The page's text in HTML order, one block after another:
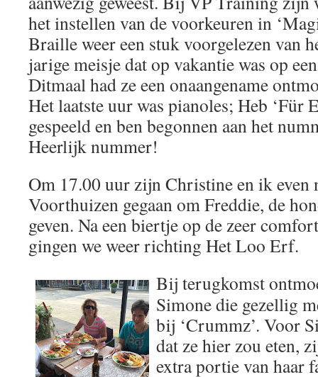
het instellen van de voorkeuren in
Braille weer een stuk voorgelezen van
jarige meisje dat op vakantie was op
Ditmaal had ze een onaangename
Het laatste uur was pianoles; Heb ‘Für
gespeeld en ben begonnen aan het
Heerlijk nummer!
Om 17.00 uur zijn Christine en ik even
Voorthuizen gegaan om Freddie, de
geven. Na een biertje op de zeer
gingen we weer richting Het Loo Erf.
Bij terugkomst
Simone die gezellig
bij ‘Crummz’. Voor
dat ze hier zou eten,
extra portie van haar